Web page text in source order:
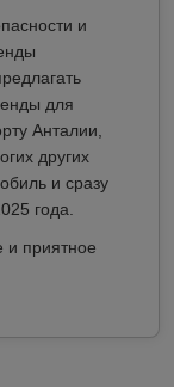
и
для
Анталии,
других
и сразу
года.
и приятное